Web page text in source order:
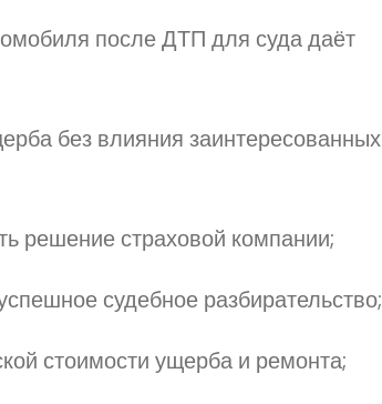
после ДТП для суда даёт
без влияния заинтересованных
решение страховой компании;
судебное разбирательство;
стоимости ущерба и ремонта;